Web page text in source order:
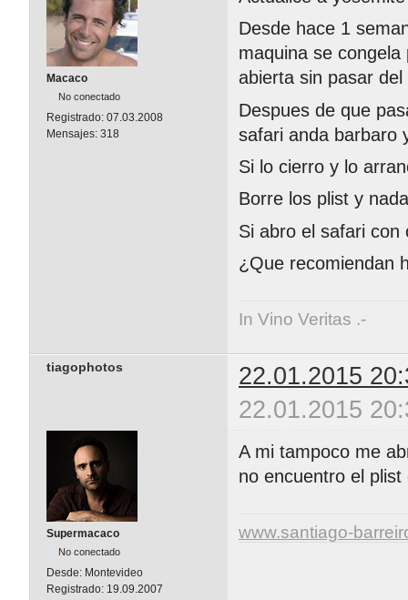
Macaco
No conectado
Registrado: 07.03.2008
Mensajes: 318
Desde hace 1
maquina se
abierta sin pasar
Despues de que
safari anda barbaro
Si lo cierro y lo
Borre los plist y
Si abro el safari
¿Que recomiendan
In Vino Veritas .-
tiagophotos
22.01.2015
22.01.2015
Supermacaco
No conectado
Desde: Montevideo
Registrado: 19.09.2007
A mi tampoco me
no encuentro el plist
www.santiago-